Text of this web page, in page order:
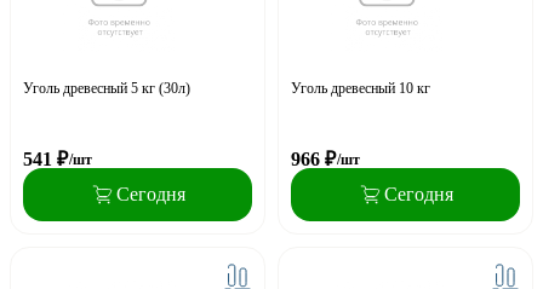
Уголь древесный 5 кг (30л)
541 ₽/шт
Сегодня
Уголь древесный 10 кг
966 ₽/шт
Сегодня